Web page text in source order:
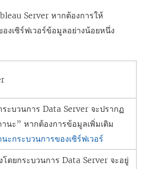
Server หากต้องการให้
งเซิร์ฟเวอร์ข้อมูลอย่างน้อยหนึ่ง
ระบวนการData Server จะปรากฏ
นะ” หากต้องการข้อมูลเพิ่มเติม
ะกระบวนการของเซิร์ฟเวอร์
โดยกระบวนการData Server จะอยู่